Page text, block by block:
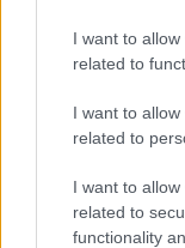
I want to
related to
I want to
related to
I want to
related to
functionality
rendszerünkre,
egészségügyre